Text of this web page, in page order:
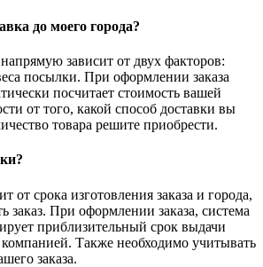
до моего города?
зависит от двух факторов:
посылки. При оформлении заказа
посчитает стоимость вашей
от того, какой способ доставки вы
товара решите приобрести.
от срока изготовления заказа и города,
заказ. При оформлении заказа, система
приблизительный срок выдачи
компанией. Также необходимо учитывать
заказа.